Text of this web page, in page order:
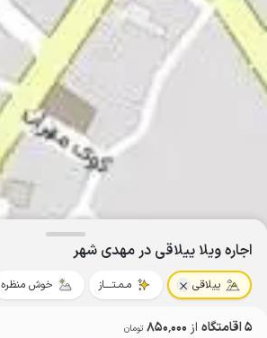
اجاره ویلا ییلاقی در مهدی شهر
ییلاقی مـمـتــــاز خوش منظره
5 اقامتگاه از 850٬000 تومان